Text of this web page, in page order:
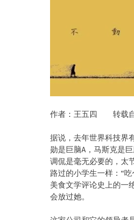
作者：王五四 转载自
据说，去年世界科技界
勋是巨脑A，马斯克是
调侃是毫无必要的，太
路过的小学生一样：“
美食文学评论史上的一
会放过她。